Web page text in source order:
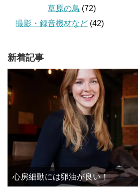
草原の鳥 (72)
撮影・録音機材など (42)
新着記事
心房細動には卵油が良い！